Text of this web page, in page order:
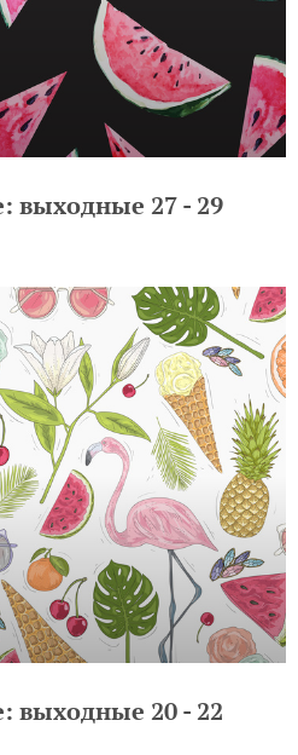
выходные 27 - 29
выходные 20 - 22